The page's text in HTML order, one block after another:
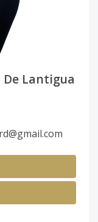
De Lantigua